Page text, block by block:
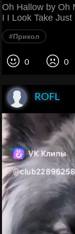
Oh Hallow by Oh
I I Look Take Just
#Прикол
0 0
ROFL